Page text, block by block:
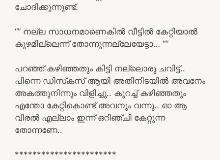
ചോദിക്കുന്നുണ്ട്.
“” നല്ല സാധനമാണെകിൽ വീട്ടിൽ കേറ്റിയാൽ
കുഴമില്ലെന്ന് തോന്നുന്നല്ലേയേട്ടാ… “”
പറഞ്ഞ് കഴിഞ്ഞതും കിട്ടി നല്ലൊരു ചവിട്ട്..
പിന്നെ ഡിസ്‌കസ് ആയി അതിനിടയിൽ അവനേം
അകത്തുനിന്നും വിളിച്ചു.. കുറച്ച് കഴിഞ്ഞതും
എന്തോ കേറ്റികൊണ്ട് അവനും വന്നു.. ഓ ആ
വിരൽ എല്ലാം ഇന്ന് ഒറിഞ്ചി കേറ്റുന്ന
തോന്നണേ..
***********************